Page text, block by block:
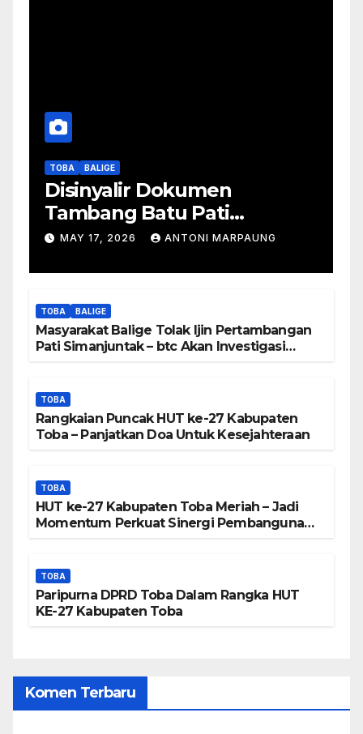
TOBA BALIGE
Disinyalir Dokumen
Tambang Batu Pati
Simanjuntak Palsu – Jerry
Berada Di DTA – Frengki
Pardede : Kami Tidak Miliki
Peta DTA – Tanda Tangan
Masyarakat Diduga
MAY 17, 2026 ANTONI MARPAUNG
TOBA BALIGE
Masyarakat Balige Tolak Ijin Pertambangan
Pati Simanjuntak – btc Akan Investigasi
TOBA
Rangkaian Puncak HUT ke-27 Kabupaten
Toba – Panjatkan Doa Untuk Kesejahteraan
TOBA
HUT ke-27 Kabupaten Toba Meriah – Jadi
Momentum Perkuat Sinergi Pembangunan
TOBA
Paripurna DPRD Toba Dalam Rangka HUT
KE-27 Kabupaten Toba
Komen Terbaru